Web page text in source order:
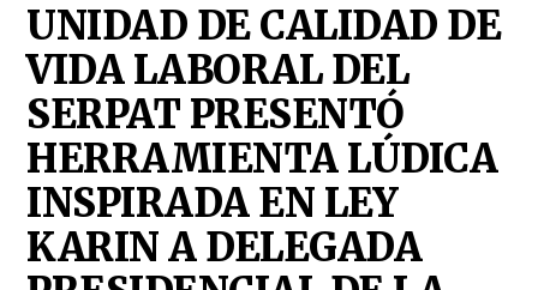
UNIDAD DE CALIDAD DE
VIDA LABORAL DEL
SERPAT PRESENTÓ
HERRAMIENTA LÚDICA
INSPIRADA EN LEY
KARIN A DELEGADA